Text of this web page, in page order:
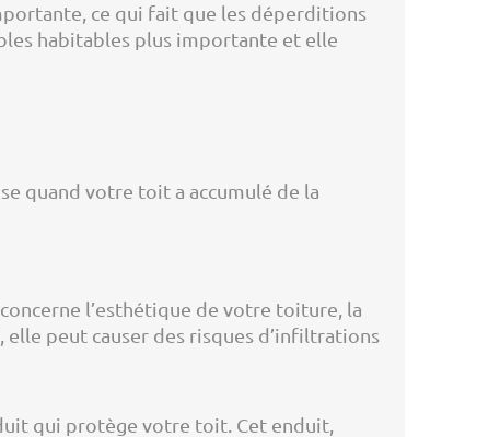
ce qui fait que les déperditions
habitables plus importante et elle
quand votre toit a accumulé de la
l’esthétique de votre toiture, la
peut causer des risques d’infiltrations
qui protège votre toit. Cet enduit,